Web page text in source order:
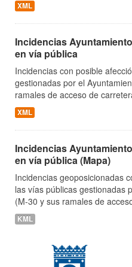
XML
Incidencias
en vía pública
Incidencias con posible
gestionadas por el
ramales de acceso de
XML
Incidencias
en vía pública (Mapa)
Incidencias geoposicionadas
las vías públicas gestionadas
(M-30 y sus ramales de
KML